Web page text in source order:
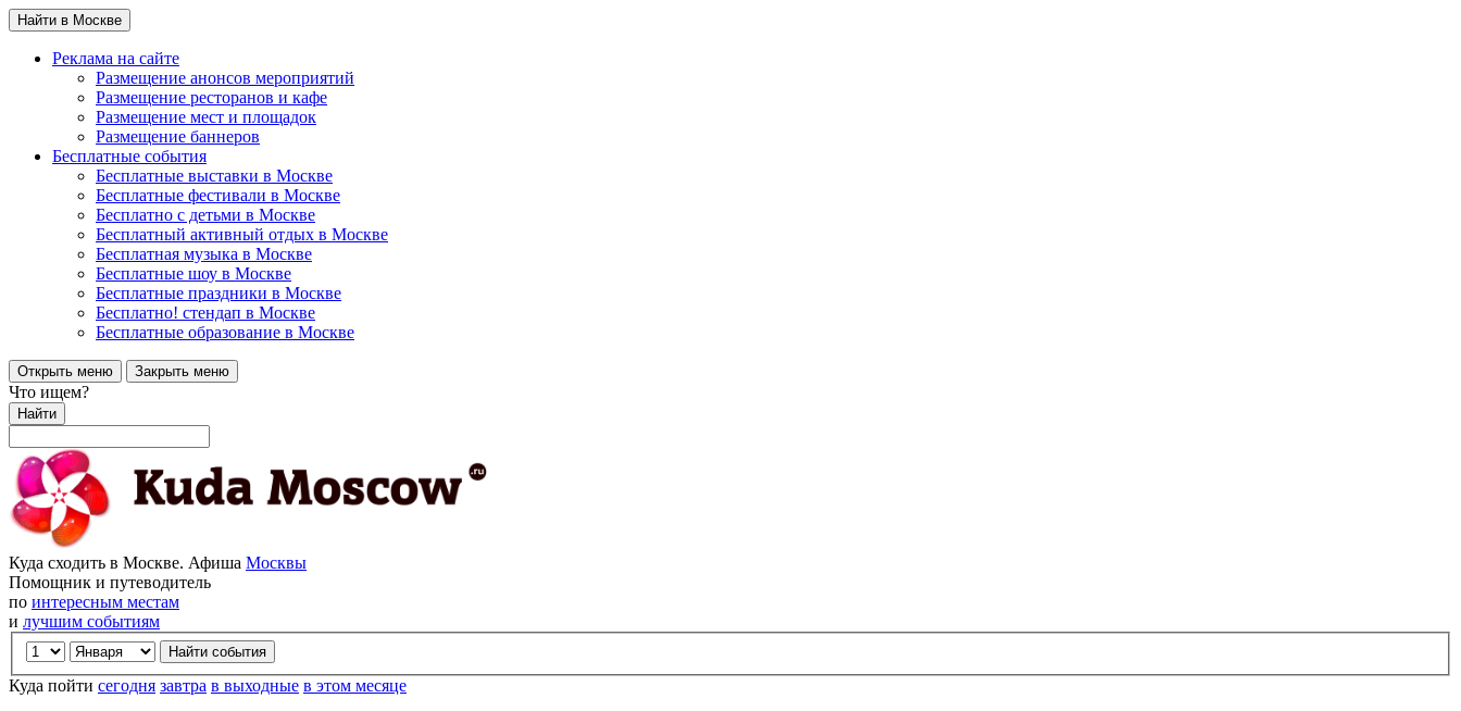
Найти в Москве
Реклама на сайте
Размещение анонсов мероприятий
Размещение ресторанов и кафе
Размещение мест и площадок
Размещение баннеров
Бесплатные события
Бесплатные выставки в Москве
Бесплатные фестивали в Москве
Бесплатно с детьми в Москве
Бесплатный активный отдых в Москве
Бесплатная музыка в Москве
Бесплатные шоу в Москве
Бесплатные праздники в Москве
Бесплатно! стендап в Москве
Бесплатные образование в Москве
Открыть меню Закрыть меню
Что ищем?
Найти
Куда сходить в Москве. Афиша Москвы
Помощник и путеводитель
по интересным местам
и лучшим событиям
Куда пойти сегодня завтра в выходные в этом месяце